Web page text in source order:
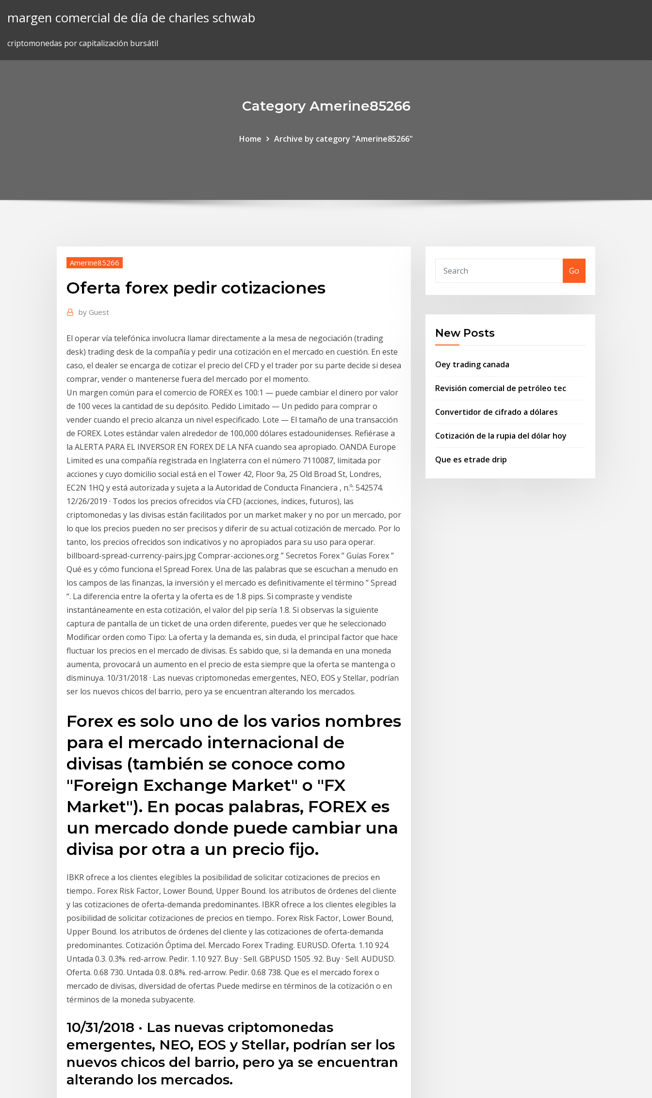
margen comercial de día de charles schwab
criptomonedas por capitalización bursátil
Category Amerine85266
Home Archive by category "Amerine85266"
Amerine85266
Oferta forex pedir cotizaciones
by Guest
El operar vía telefónica involucra llamar directamente a la mesa de negociación (trading
desk) trading desk de la compañía y pedir una cotización en el mercado en cuestión. En este
caso, el dealer se encarga de cotizar el precio del CFD y el trader por su parte decide si desea
comprar, vender o mantenerse fuera del mercado por el momento.
Un margen común para el comercio de FOREX es 100:1 — puede cambiar el dinero por valor
de 100 veces la cantidad de su depósito. Pedido Limitado — Un pedido para comprar o
vender cuando el precio alcanza un nivel especificado. Lote — El tamaño de una transacción
de FOREX. Lotes estándar valen alrededor de 100,000 dólares estadounidenses. Refiérase a
la ALERTA PARA EL INVERSOR EN FOREX DE LA NFA cuando sea apropiado. OANDA Europe
Limited es una compañía registrada en Inglaterra con el número 7110087, limitada por
acciones y cuyo domicilio social está en el Tower 42, Floor 9a, 25 Old Broad St, Londres,
EC2N 1HQ y está autorizada y sujeta a la Autoridad de Conducta Financiera , n.º: 542574.
12/26/2019 · Todos los precios ofrecidos vía CFD (acciones, índices, futuros), las
criptomonedas y las divisas están facilitados por un market maker y no por un mercado, por
lo que los precios pueden no ser precisos y diferir de su actual cotización de mercado. Por lo
tanto, los precios ofrecidos son indicativos y no apropiados para su uso para operar.
billboard-spread-currency-pairs.jpg Comprar-acciones.org ” Secretos Forex ” Guías Forex ”
Qué es y cómo funciona el Spread Forex. Una de las palabras que se escuchan a menudo en
los campos de las finanzas, la inversión y el mercado es definitivamente el término ” Spread
“. La diferencia entre la oferta y la oferta es de 1.8 pips. Si compraste y vendiste
instantáneamente en esta cotización, el valor del pip sería 1.8. Si observas la siguiente
captura de pantalla de un ticket de una orden diferente, puedes ver que he seleccionado
Modificar orden como Tipo: La oferta y la demanda es, sin duda, el principal factor que hace
fluctuar los precios en el mercado de divisas. Es sabido que, si la demanda en una moneda
aumenta, provocará un aumento en el precio de esta siempre que la oferta se mantenga o
disminuya. 10/31/2018 · Las nuevas criptomonedas emergentes, NEO, EOS y Stellar, podrían
ser los nuevos chicos del barrio, pero ya se encuentran alterando los mercados.
Forex es solo uno de los varios nombres
para el mercado internacional de
divisas (también se conoce como
"Foreign Exchange Market" o "FX
Market"). En pocas palabras, FOREX es
un mercado donde puede cambiar una
divisa por otra a un precio fijo.
IBKR ofrece a los clientes elegibles la posibilidad de solicitar cotizaciones de precios en
tiempo.. Forex Risk Factor, Lower Bound, Upper Bound. los atributos de órdenes del cliente
y las cotizaciones de oferta-demanda predominantes. IBKR ofrece a los clientes elegibles la
posibilidad de solicitar cotizaciones de precios en tiempo.. Forex Risk Factor, Lower Bound,
Upper Bound. los atributos de órdenes del cliente y las cotizaciones de oferta-demanda
predominantes. Cotización Óptima del. Mercado Forex Trading. EURUSD. Oferta. 1.10 924.
Untada 0.3. 0.3%. red-arrow. Pedir. 1.10 927. Buy · Sell. GBPUSD 1505 .92. Buy · Sell. AUDUSD.
Oferta. 0.68 730. Untada 0.8. 0.8%. red-arrow. Pedir. 0.68 738. Que es el mercado forex o
mercado de divisas, diversidad de ofertas Puede medirse en términos de la cotización o en
términos de la moneda subyacente.
10/31/2018 · Las nuevas criptomonedas
emergentes, NEO, EOS y Stellar, podrían ser los
nuevos chicos del barrio, pero ya se encuentran
alterando los mercados.
Go
New Posts
Oey trading canada
Revisión comercial de petróleo tec
Convertidor de cifrado a dólares
Cotización de la rupia del dólar hoy
Que es etrade drip